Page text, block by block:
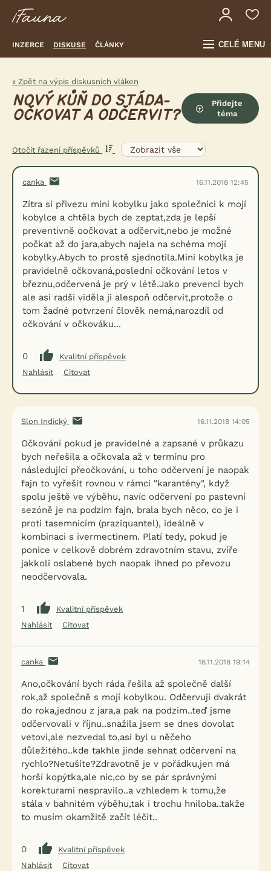
INZERCE DISKUSE ČLÁNKY CELÉ MENU
« Zpět na výpis diskusních vláken
NOVÝ KŮŇ DO STÁDA-
OČKOVAT A ODČERVIT?
Přidejte
téma
Otočit řazení příspěvků
canka 16.11.2018 12:45
Zítra si přivezu mini kobylku jako společnici k mojí
kobylce a chtěla bych de zeptat,zda je lepší
preventivně oočkovat a odčervit,nebo je možné
počkat až do jara,abych najela na schéma mojí
kobylky.Abych to prostě sjednotila.Mini kobylka je
pravidelně očkovaná,poslední očkování letos v
březnu,odčervená je prý v létě.Jako prevenci bych
ale asi radši viděla ji alespoň odčervit,protože o
tom žadné potvrzení člověk nemá,narozdíl od
očkování v očkováku...
0
Kvalitní příspěvek
Nahlásit
Citovat
Slon Indický 16.11.2018 14:05
Očkování pokud je pravidelné a zapsané v průkazu
bych neřešila a očkovala až v termínu pro
následující přeočkování, u toho odčervení je naopak
fajn to vyřešit rovnou v rámci "karantény", když
spolu ještě ve výběhu, navíc odčervení po pastevní
sezóně je na podzim fajn, brala bych něco, co je i
proti tasemnicím (praziquantel), ideálně v
kombinaci s ivermectinem. Platí tedy, pokud je
ponice v celkově dobrém zdravotním stavu, zvíře
jakkoli oslabené bych naopak ihned po převozu
neodčervovala.
1
Kvalitní příspěvek
Nahlásit
Citovat
canka 16.11.2018 19:14
Ano,očkování bych ráda řešila až společně další
rok,až společně s mojí kobylkou. Odčervuji dvakrát
do roka,jednou z jara,a pak na podzim..teď jsme
odčervovali v říjnu..snažila jsem se dnes dovolat
vetovi,ale nezvedal to,asi byl u něčeho
důležitého..kde takhle jinde sehnat odčervení na
rychlo?Netušíte?Zdravotně je v pořádku,jen má
horší kopýtka,ale nic,co by se pár správnými
korekturami nespravilo..a vzhledem k tomu,že
stála v bahnitém výběhu,tak i trochu hniloba..takže
to musím okamžitě začít léčit..
0
Kvalitní příspěvek
Nahlásit
Citovat